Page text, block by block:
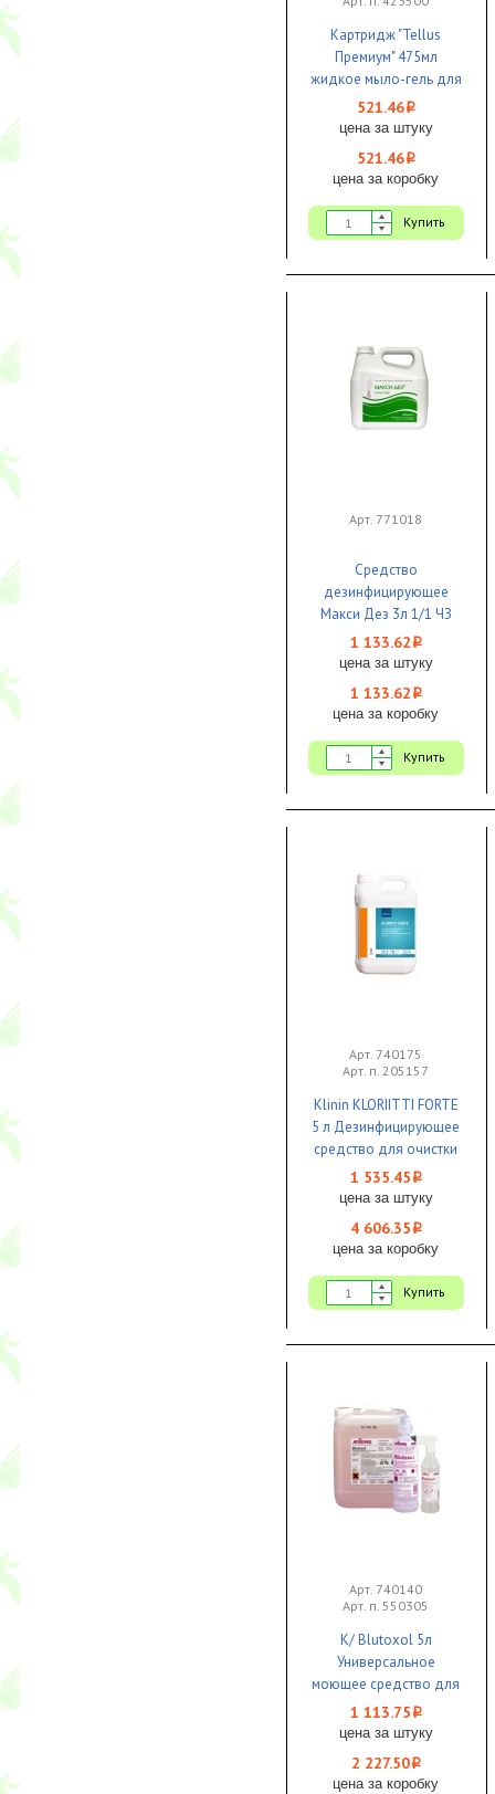
Картридж "Tellus
Премиум" 475мл
жидкое мыло-гель для
тела и волос SC2 1/8 ЧЗ
521.46i
цена за штуку
521.46i
цена за коробку
Купить
Арт. 771018
Средство
дезинфицирующее
Макси Дез 3л 1/1 ЧЗ
1 133.62 i
цена за штуку
1 133.62 i
цена за коробку
Купить
Арт. 740175
Арт. п. 205157
Klinin KLORIITTI FORTE
5 л Дезинфицирующее
средство для очистки
овощей,фруктов,
зелени 1/3 ЧЗ
1 535.45 i
цена за штуку
4 606.35 i
цена за коробку
Купить
Арт. 740140
Арт. п. 550305
К/ Blutoxol 5л
Универсальное
моющее средство для
пищевых производств,
концентрат 1/2 KIEHL
1 113.75 i
цена за штуку
2 227.50i
цена за коробку